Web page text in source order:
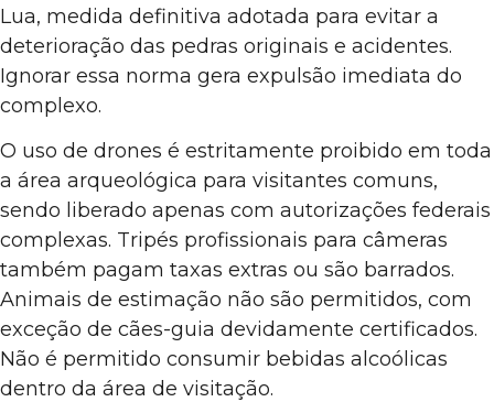
Lua, medida definitiva adotada para evitar a
deterioração das pedras originais e acidentes.
Ignorar essa norma gera expulsão imediata do
complexo.
O uso de drones é estritamente proibido em toda
a área arqueológica para visitantes comuns,
sendo liberado apenas com autorizações federais
complexas. Tripés profissionais para câmeras
também pagam taxas extras ou são barrados.
Animais de estimação não são permitidos, com
exceção de cães-guia devidamente certificados.
Não é permitido consumir bebidas alcoólicas
dentro da área de visitação.